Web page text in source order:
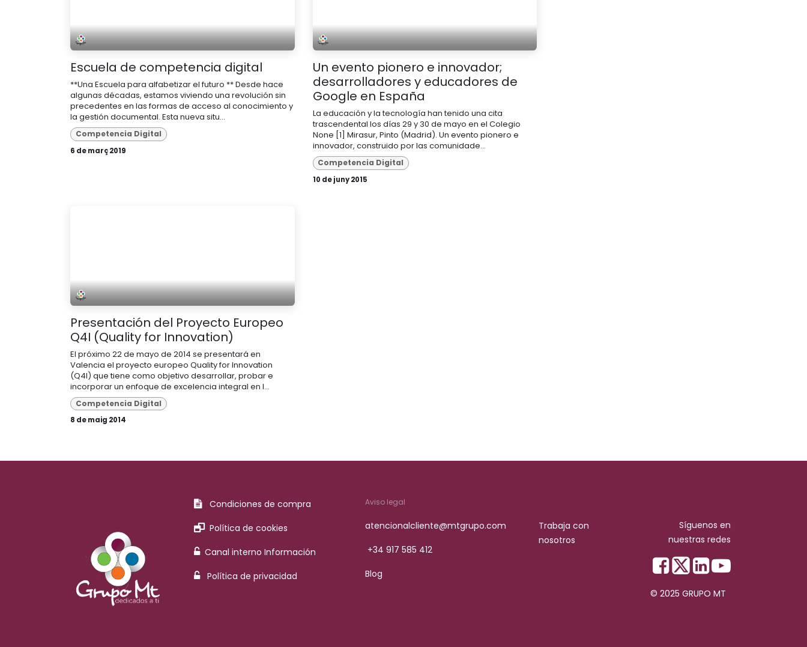
Escuela de competencia digital
**Una Escuela para alfabetizar el futuro ** Desde hace
algunas décadas, estamos viviendo una revolución sin
precedentes en las formas de acceso al conocimiento y
la gestión documental. Esta nueva situ...
Competencia Digital
6 de març 2019
Un evento pionero e innovador;
desarrolladores y educadores de
Google en España
La educación y la tecnología han tenido una cita
trascendental los días 29 y 30 de mayo en el Colegio
None [1] Mirasur, Pinto (Madrid). Un evento pionero e
innovador, construido por las comunidade...
Competencia Digital
10 de juny 2015
Presentación del Proyecto Europeo
Q4I (Quality for Innovation)
El próximo 22 de mayo de 2014 se presentará en
Valencia el proyecto europeo Quality for Innovation
(Q4I) que tiene como objetivo desarrollar, probar e
incorporar un enfoque de excelencia integral en l...
Competencia Digital
8 de maig 2014
Condiciones de compra
Política de cookies
Canal interno Información
Política de privacidad
Aviso legal
atencionalcliente@mtgrupo.com
+34 917 585 412
Blog
Trabaja con
nosotros
Síguenos en
nuestras redes
© 2025 GRUPO MT